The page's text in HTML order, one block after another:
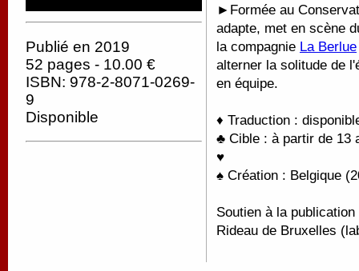
Publié en 2019
52 pages - 10.00 €
ISBN: 978-2-8071-0269-
9
Disponible
► Formée au
adapte, met en scène
la compagnie La Berlue
alterner la solitude de
en équipe.
♦ Traduction :
♣ Cible : à partir de 13
♥
♠ Création : Belgique
Soutien à la
Rideau de Bruxelles